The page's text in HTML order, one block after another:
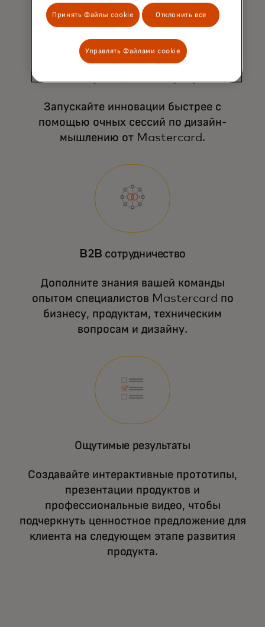
Запускайте инновации быстрее с
помощью очных сессий по дизайн-
мышлению от Mastercard.
B2B сотрудничество
Дополните знания вашей команды
опытом специалистов Mastercard по
бизнесу, продуктам, техническим
вопросам и дизайну.
Ощутимые результаты
Создавайте интерактивные прототипы,
презентации продуктов и
профессиональные видео, чтобы
подчеркнуть ценностное предложение для
клиента на следующем этапе развития
продукта.
Принять Файлы cookie Отклонить все
Управлять Файлами cookie